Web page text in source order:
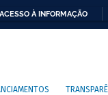
ACESSO À INFORMAÇÃO